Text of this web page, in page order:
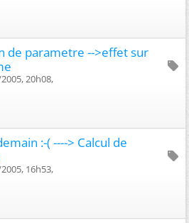
de parametre -->effet sur
20h08,
:-( ----> Calcul de
16h53,